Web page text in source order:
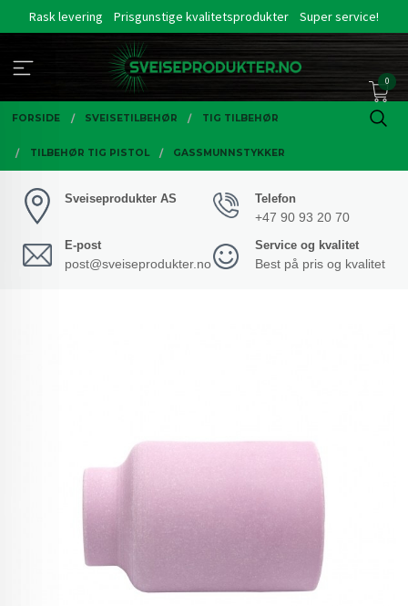
Rask levering Prisgunstige kvalitetsprodukter Super service!
0
FORSIDE SVEISETILBEHØR TIG TILBEHØR
TILBEHØR TIG PISTOL GASSMUNNSTYKKER
Sveiseprodukter AS Telefon
+47 90 93 20 70
E-post
post@sveiseprodukter.no
Service og kvalitet
Best på pris og kvalitet